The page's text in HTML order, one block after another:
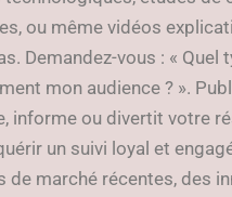
ou même vidéos
Demandez-vous : « Quel
mon audience ? ».
informe ou divertit votre
un suivi loyal et
de marché récentes, des